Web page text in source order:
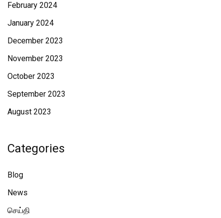
February 2024
January 2024
December 2023
November 2023
October 2023
September 2023
August 2023
Categories
Blog
News
செய்தி